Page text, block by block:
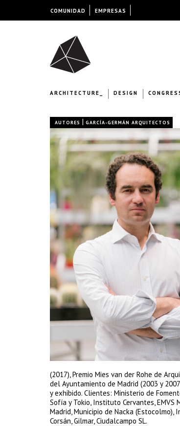
ARCHITECTURE_ DESIGN
AUTORES | GARCÍA-GERMÁN ARQUITECTOS
(2017), Premio Mies van der Rohe de
del Ayuntamiento de Madrid (2003 y
y exhibido. Clientes: Ministerio de
Sofía y Tokio, Instituto Cervantes, EMVS
Madrid, Municipio de Nacka
Corsán, Gilmar, Ciudalcampo SL.
COMUNIDAD EMPRESAS